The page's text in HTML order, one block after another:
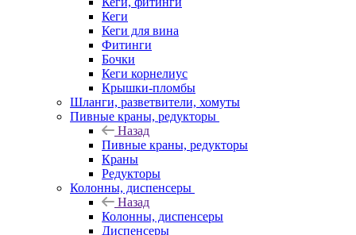
Кеги
Кеги для вина
Фитинги
Бочки
Кеги корнелиус
Крышки-пломбы
Шланги, разветвители, хомуты
Пивные краны, редукторы
Назад
Пивные краны, редукторы
Краны
Редукторы
Колонны, диспенсеры
Назад
Колонны, диспенсеры
Диспенсеры